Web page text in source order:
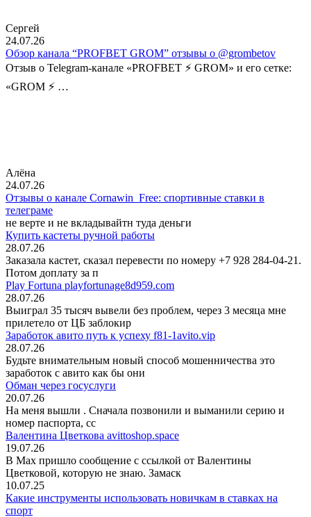
Сергей
24.07.26
Обзор канала “PROFBET GROM” отзывы о @grombetov
Отзыв о Telegram-канале «PROFBET ⚡️ GROM» и его сетке:
«GROM ⚡️ …
Алёна
24.07.26
Отзывы о канале Cornawin_Free: спортивные ставки в
телеграме
не верте и не вкладывайтн туда деньги
Купить кастеты ручной работы
28.07.26
Заказала кастет, сказал перевести по номеру +7 928 284-04-21.
Потом доплату за п
Play Fortuna playfortunage8d959.com
28.07.26
Выиграл 35 тысяч вывели без проблем, через 3 месяца мне
прилетело от ЦБ заблокир
Заработок авито путь к успеху f81-1avito.vip
28.07.26
Будьте внимательным новый способ мошенничества это
заработок с авито как бы они
Обман через госуслуги
20.07.26
На меня вышли . Сначала позвонили и выманили серию и
номер паспорта, сс
Валентина Цветкова avittoshop.space
19.07.26
В Мах пришло сообщение с ссылкой от Валентины
Цветковой, которую не знаю. Замаск
10.07.25
Какие инструменты использовать новичкам в ставках на
спорт